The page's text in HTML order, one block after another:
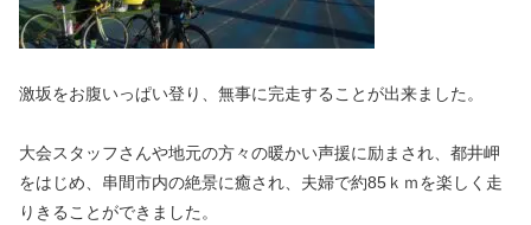
激坂をお腹いっぱい登り、無事に完走することが出来ました。
大会スタッフさんや地元の方々の暖かい声援に励まされ、都井岬
をはじめ、串間市内の絶景に癒され、夫婦で約85ｋｍを楽しく走
りきることができました。